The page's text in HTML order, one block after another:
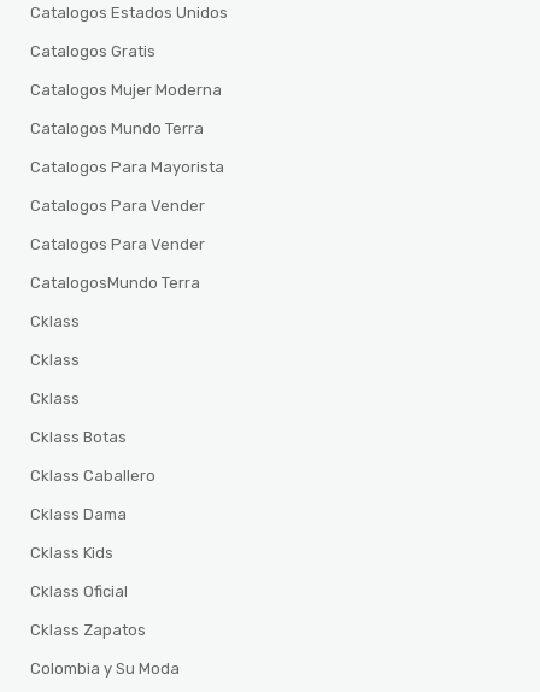
Catalogos Estados Unidos
Catalogos Gratis
Catalogos Mujer Moderna
Catalogos Mundo Terra
Catalogos Para Mayorista
Catalogos Para Vender
Catalogos Para Vender
CatalogosMundo Terra
Cklass
Cklass
Cklass
Cklass Botas
Cklass Caballero
Cklass Dama
Cklass Kids
Cklass Oficial
Cklass Zapatos
Colombia y Su Moda